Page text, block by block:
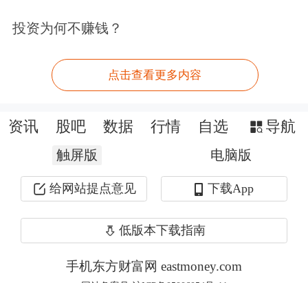
财险”）推出中试验证综合
保险，构建
害、意外事故等基础风险；纳入合作方
破产、政策调整等外部不确定性风险；
包含技术方案错误、原材料缺陷、操作
盖人员人工费用、直接投入费用、中试
验证费用以及其他费用等。
投资为何不赚钱？
点击查看更多内容
资讯 股吧 数据 行情 自选 导航
触屏版 电脑版
给网站提点意见 下载App
低版本下载指南
手机东方财富网 eastmoney.com